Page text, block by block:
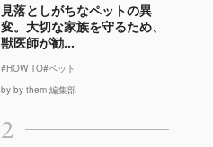
見落としがちなペットの異
変。大切な家族を守るため、
獣医師が勧...
#HOW TO#ペット
by by them 編集部
2